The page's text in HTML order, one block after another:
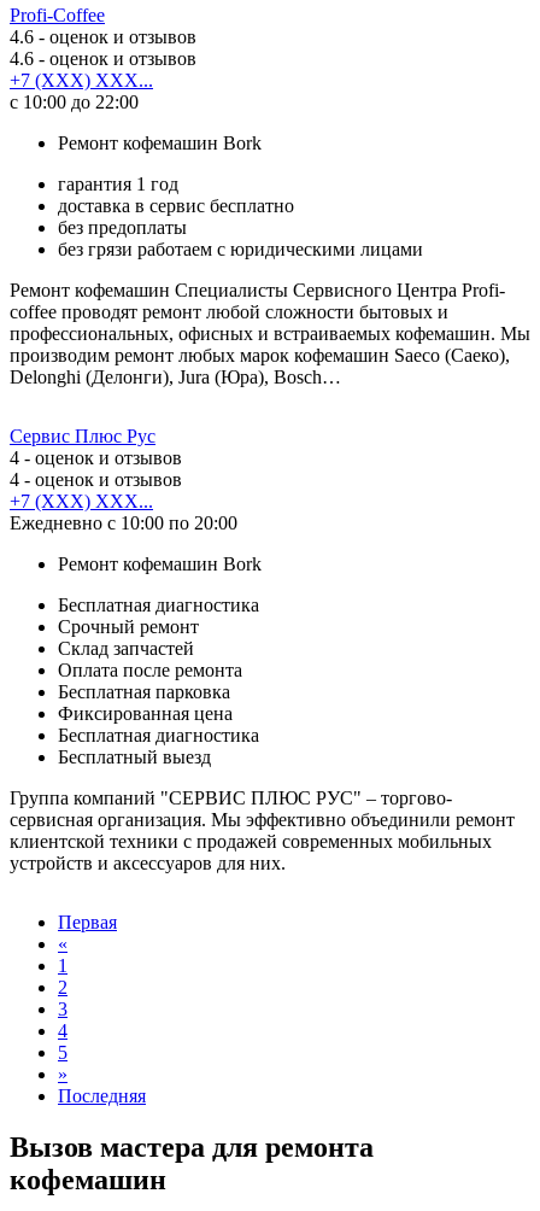
Profi-Coffee
4.6 - оценок и отзывов
4.6 - оценок и отзывов
+7 (XXX) XXX...
с 10:00 до 22:00
Ремонт кофемашин Bork
гарантия 1 год
доставка в сервис бесплатно
без предоплаты
без грязи работаем с юридическими лицами
Ремонт кофемашин Специалисты Сервисного Центра Profi-
coffee проводят ремонт любой сложности бытовых и
профессиональных, офисных и встраиваемых кофемашин. Мы
производим ремонт любых марок кофемашин Saeco (Саеко),
Delonghi (Делонги), Jura (Юра), Bosch…
Сервис Плюс Рус
4 - оценок и отзывов
4 - оценок и отзывов
+7 (XXX) XXX...
Ежедневно с 10:00 по 20:00
Ремонт кофемашин Bork
Бесплатная диагностика
Срочный ремонт
Cклад запчастей
Оплата после ремонта
Бесплатная парковка
Фиксированная цена
Бесплатная диагностика
Бесплатный выезд
Группа компаний "СЕРВИС ПЛЮС РУС" – торгово-
сервисная организация. Мы эффективно объединили ремонт
клиентской техники с продажей современных мобильных
устройств и аксессуаров для них.
Первая
«
1
2
3
4
5
»
Последняя
Вызов мастера для ремонта
кофемашин